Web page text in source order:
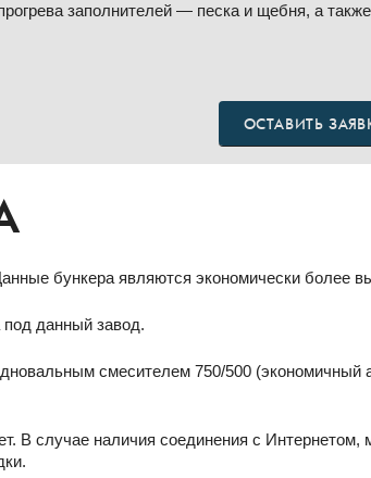
заполнителей — песка и щебня, а
ОСТАВИТЬ
бункера являются экономически более
данный завод.
смесителем 750/500 (экономичный
В случае наличия соединения с